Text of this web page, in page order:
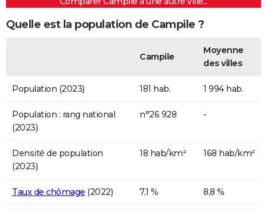
Quelle est la population de Campile ?
Campile
Moyenne
des villes
Population (2023) 181 hab. 1 994 hab.
Population : rang national
(2023)
n°26 928 -
Densité de population
(2023)
18 hab/km² 168 hab/km²
Taux de chômage (2022) 7,1 % 8,8 %